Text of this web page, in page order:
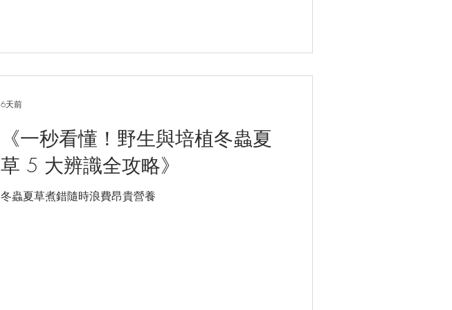
《一秒看懂！野生與培植冬蟲夏
草 5 大辨識全攻略》
冬蟲夏草煮錯隨時浪費昂貴營養
6天前